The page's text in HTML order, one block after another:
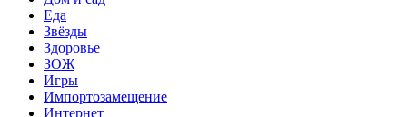
Еда
Звёзды
Здоровье
ЗОЖ
Игры
Импортозамещение
Интернет